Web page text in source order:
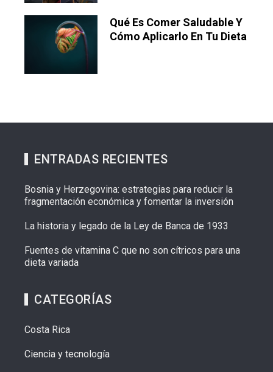
Qué Es Comer Saludable Y
Cómo Aplicarlo En Tu Dieta
ENTRADAS RECIENTES
Bosnia y Herzegovina: estrategias para reducir la
fragmentación económica y fomentar la inversión
La historia y legado de la Ley de Banca de 1933
Fuentes de vitamina C que no son cítricos para una
dieta variada
CATEGORÍAS
Costa Rica
Ciencia y tecnología